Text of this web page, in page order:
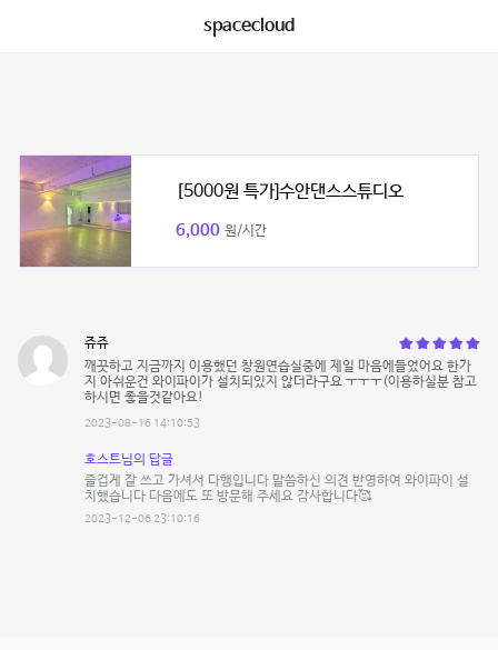
spacecloud
[5000원 특가]수안댄스스튜디오
6,000 원/시간
쥬쥬
깨끗하고 지금까지 이용했던 창원연습실중에 제일 마음에들었어요 한가
지 아쉬운건 와이파이가 설치되있지 않더라구요 ㅜㅜㅜ(이용하실분 참고
하시면 좋을것같아요!
2023-08-16 14:10:53
호스트님의 답글
즐겁게 잘 쓰고 가셔서 다행입니다 말씀하신 의견 반영하여 와이파이 설
치했습니다 다음에도 또 방문해 주세요 감사합니다🥰
2023-12-06 23:10:16